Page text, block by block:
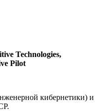
Technologies,
Pilot
кибернетики) и